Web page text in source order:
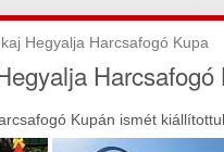
Hegyalja Harcsafogó Kupa
Harcsafogó
Kupán ismét